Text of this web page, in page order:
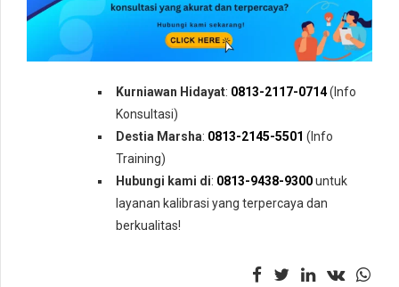
Kurniawan Hidayat: 0813-2117-0714(Info
Konsultasi)
Destia Marsha: 0813-2145-5501 (Info
Training)
Hubungi kami di: 0813-9438-9300untuk
layanan kalibrasi yang terpercaya dan
berkualitas!